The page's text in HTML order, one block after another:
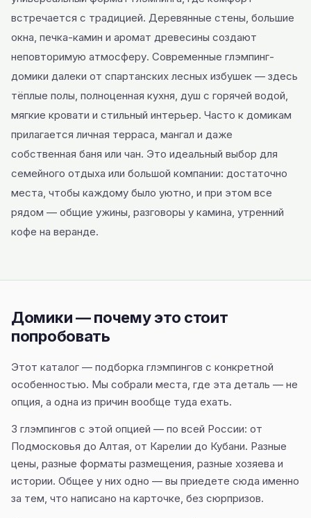
встречается с традицией. Деревянные стены, большие
окна, печка-камин и аромат древесины создают
неповторимую атмосферу. Современные глэмпинг-
домики далеки от спартанских лесных избушек — здесь
тёплые полы, полноценная кухня, душ с горячей водой,
мягкие кровати и стильный интерьер. Часто к домикам
прилагается личная терраса, мангал и даже
собственная баня или чан. Это идеальный выбор для
семейного отдыха или большой компании: достаточно
места, чтобы каждому было уютно, и при этом все
рядом — общие ужины, разговоры у камина, утренний
кофе на веранде.
Домики — почему это стоит
попробовать
Этот каталог — подборка глэмпингов с конкретной
особенностью. Мы собрали места, где эта деталь — не
опция, а одна из причин вообще туда ехать.
3 глэмпингов с этой опцией — по всей России: от
Подмосковья до Алтая, от Карелии до Кубани. Разные
цены, разные форматы размещения, разные хозяева и
истории. Общее у них одно — вы приедете сюда именно
за тем, что написано на карточке, без сюрпризов.